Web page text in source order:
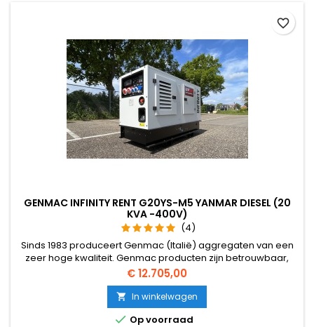
GENMAC INFINITY RENT G20YS-M5 YANMAR DIESEL (20
KVA -400V)
(4)
Sinds 1983 produceert Genmac (Italië) aggregaten van een
zeer hoge kwaliteit. Genmac producten zijn betrouwbaar,
duurzaam, sterk en zeer competitief. Ook het Design is zeer
strak. Door de jaren heen heeft Genmac zich onderscheiden
voor de kwaliteit van haar producten, knowhow, aangepaste
oplossingen.
Prijs
€ 12.705,00
 In winkelwagen
 Op voorraad
favorite_border